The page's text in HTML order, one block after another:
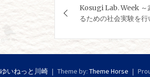
稿
ナ
ビ
Kosugi Lab. Week ～
るための社会実験を行
ゆいねっと川崎 Theme by: Theme Horse